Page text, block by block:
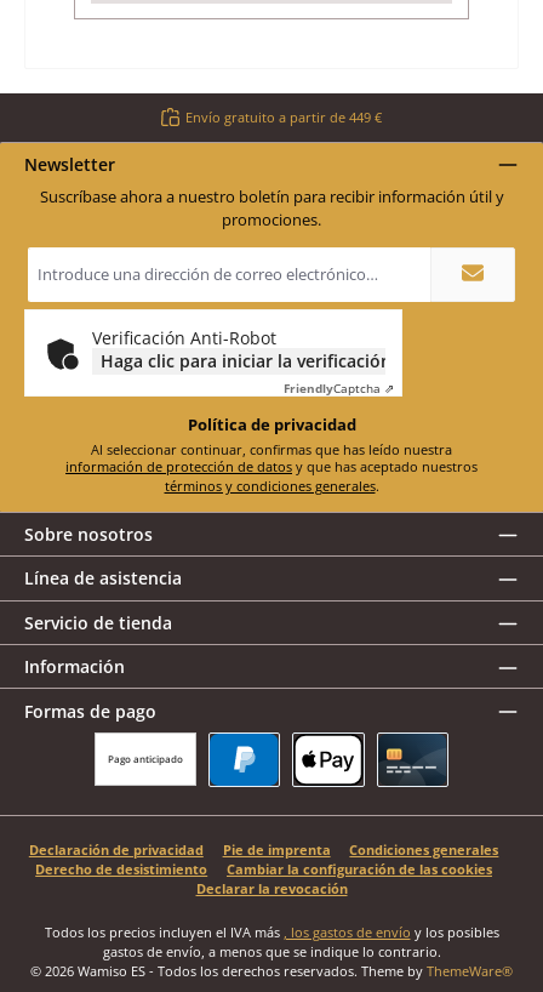
Envío gratuito a partir de 449 €
Newsletter
Suscríbase ahora a nuestro boletín para recibir información útil y
promociones.
Dirección
de
electrónico
Verificación Anti-Robot
Haga clic para iniciar la verificación
FriendlyCaptcha ⇗
Política de privacidad
información de protección de datos
términos y condiciones generales.
Sobre nosotros
Línea de asistencia
Servicio de tienda
Información
Formas de pago
Pago anticipado
Declaración de privacidad Pie de imprenta
Condiciones generales
Derecho de desistimiento
Cambiar la configuración de las cookies
Declarar la revocación
Todos los precios incluyen el IVA más , los gastos de envío y los posibles
gastos de envío, a menos que se indique lo contrario.
© 2026 Wamiso ES - Todos los derechos reservados. Theme by ThemeWare®